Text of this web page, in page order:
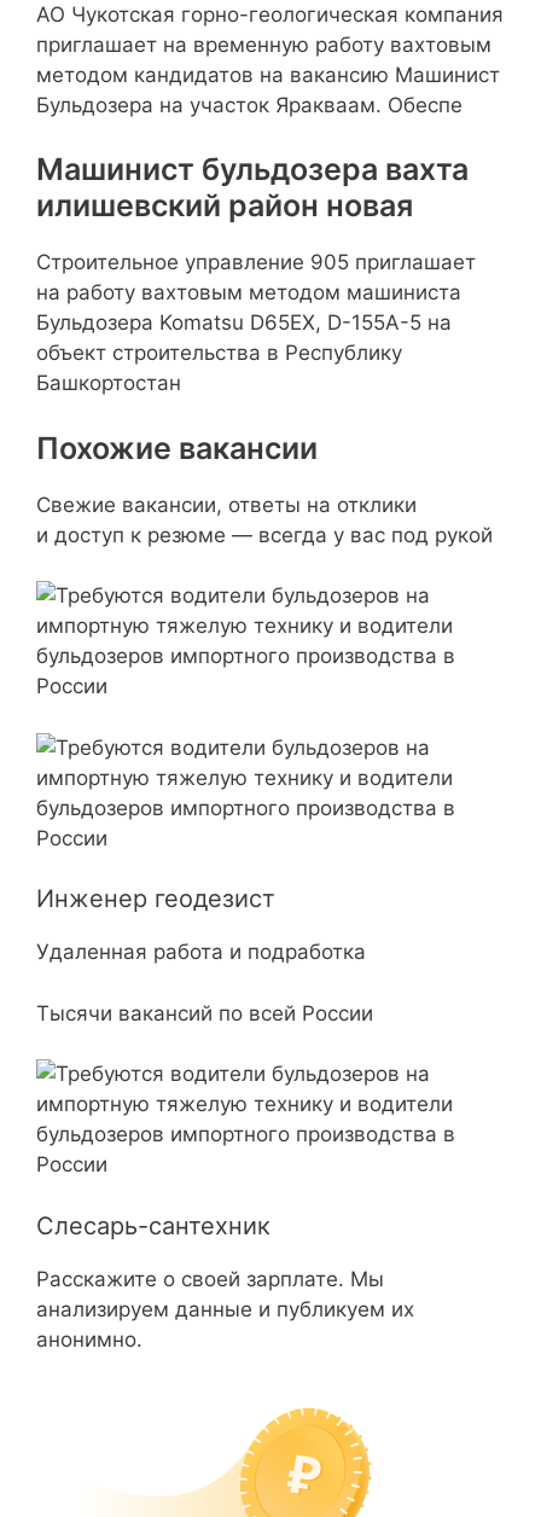
АО Чукотская горно-геологическая компания
приглашает на временную работу вахтовым
методом кандидатов на вакансию Машинист
Бульдозера на участок Яракваам. Обеспе
Машинист бульдозера вахта
илишевский район новая
Строительное управление 905 приглашает
на работу вахтовым методом машиниста
Бульдозера Komatsu D65EX, D-155А-5 на
объект строительства в Республику
Башкортостан
Похожие вакансии
Свежие вакансии, ответы на отклики
и доступ к резюме — всегда у вас под рукой
Инженер геодезист
Удаленная работа и подработка
Тысячи вакансий по всей России
Слесарь-сантехник
Расскажите о своей зарплате. Мы
анализируем данные и публикуем их
анонимно.